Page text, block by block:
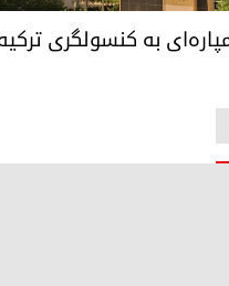
در عراقترکیه در موصل
به کنسولگری